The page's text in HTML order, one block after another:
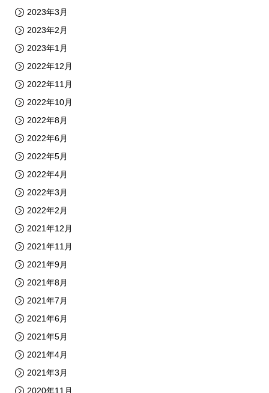
2023年3月
2023年2月
2023年1月
2022年12月
2022年11月
2022年10月
2022年8月
2022年6月
2022年5月
2022年4月
2022年3月
2022年2月
2021年12月
2021年11月
2021年9月
2021年8月
2021年7月
2021年6月
2021年5月
2021年4月
2021年3月
2020年11月